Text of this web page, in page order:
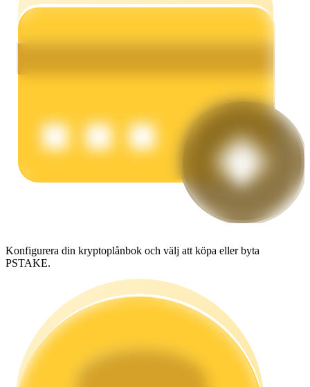
Power Piggy
Tjäna konkurrenskraftiga belöningar dagligen
Konfigurera din kryptoplånbok och välj att köpa eller byta
PSTAKE.